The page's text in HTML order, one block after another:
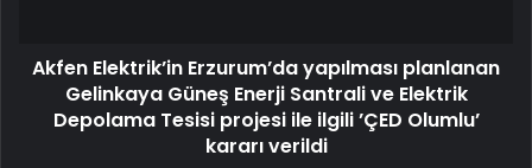
Akfen Elektrik’in Erzurum’da yapılması planlanan
Gelinkaya Güneş Enerji Santrali ve Elektrik
Depolama Tesisi projesi ile ilgili ’ÇED Olumlu’
kararı verildi